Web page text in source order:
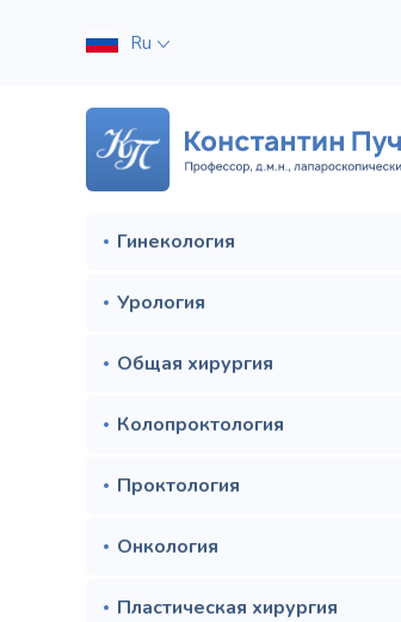
Ru
Гинекология
Урология
Общая хирургия
Колопроктология
Проктология
Онкология
Пластическая хирургия